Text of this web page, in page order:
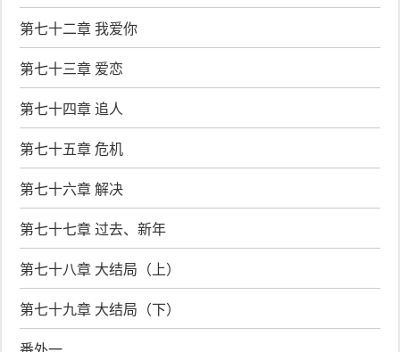
第七十二章 我爱你
第七十三章 爱恋
第七十四章 追人
第七十五章 危机
第七十六章 解决
第七十七章 过去、新年
第七十八章 大结局（上）
第七十九章 大结局（下）